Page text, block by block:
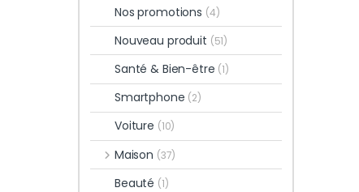
Nos promotions (4)
Nouveau produit (51)
Santé & Bien-être (1)
Smartphone (2)
Voiture (10)
Maison (37)
Beauté (1)